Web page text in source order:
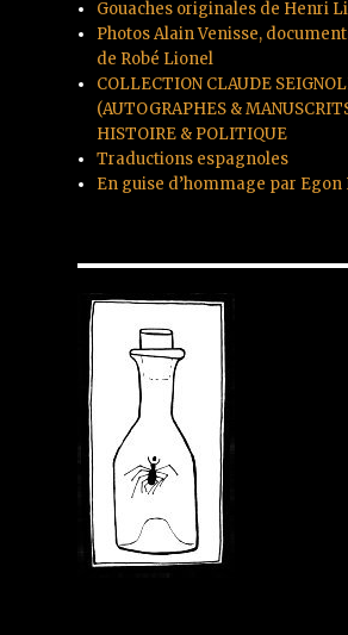
Gouaches originales de Henri
Photos Alain Venisse,
de Robé Lionel
COLLECTION CLAUDE
(AUTOGRAPHES &
HISTOIRE & POLITIQUE
Traductions espagnoles
En guise d’hommage par